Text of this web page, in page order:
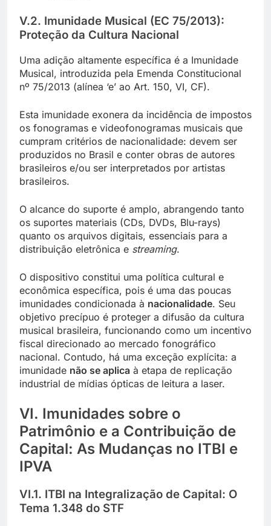
V.2. Imunidade Musical (EC 75/2013):
Proteção da Cultura Nacional
Uma adição altamente específica é a Imunidade
Musical, introduzida pela Emenda Constitucional
nº 75/2013 (alínea ‘e’ ao Art. 150, VI, CF).
Esta imunidade exonera da incidência de impostos
os fonogramas e videofonogramas musicais que
cumpram critérios de nacionalidade: devem ser
produzidos no Brasil e conter obras de autores
brasileiros e/ou ser interpretados por artistas
brasileiros.
O alcance do suporte é amplo, abrangendo tanto
os suportes materiais (CDs, DVDs, Blu-rays)
quanto os arquivos digitais, essenciais para a
distribuição eletrônica e streaming.
O dispositivo constitui uma política cultural e
econômica específica, pois é uma das poucas
imunidades condicionada à nacionalidade. Seu
objetivo precípuo é proteger a difusão da cultura
musical brasileira, funcionando como um incentivo
fiscal direcionado ao mercado fonográfico
nacional. Contudo, há uma exceção explícita: a
imunidade não se aplica à etapa de replicação
industrial de mídias ópticas de leitura a laser.
VI. Imunidades sobre o
Patrimônio e a Contribuição de
Capital: As Mudanças no ITBI e
IPVA
VI.1. ITBI na Integralização de Capital: O
Tema 1.348 do STF